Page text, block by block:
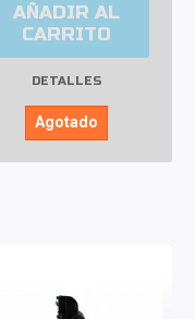
AÑADIR AL
CARRITO
DETALLES
Agotado